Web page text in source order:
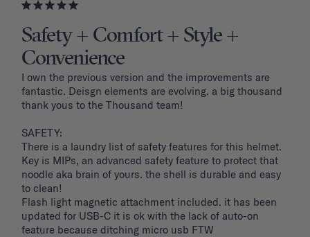
Safety + Comfort + Style +
Convenience
I own the previous version and the improvements are
fantastic. Deisgn elements are evolving. a big thousand
thank yous to the Thousand team!
SAFETY:
There is a laundry list of safety features for this helmet.
Key is MIPs, an advanced safety feature to protect that
noodle aka brain of yours. the shell is durable and easy
to clean!
Flash light magnetic attachment included. it has been
updated for USB-C it is ok with the lack of auto-on
feature because ditching micro usb FTW